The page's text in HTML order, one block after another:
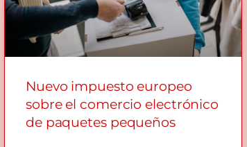
Nuevo impuesto europeo
sobre el comercio electrónico
de paquetes pequeños